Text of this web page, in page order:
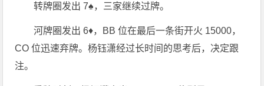
转牌圈发出 7♠，三家继续过牌。
河牌圈发出 6♦，BB 位在最后一条街开火 15000，
CO 位迅速弃牌。杨钰潇经过长时间的思考后，决定跟
注。